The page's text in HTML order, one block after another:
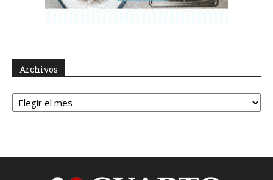
Archivos
Archivos